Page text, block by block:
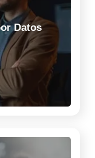
Datos
en insights
identificando
de
la toma de